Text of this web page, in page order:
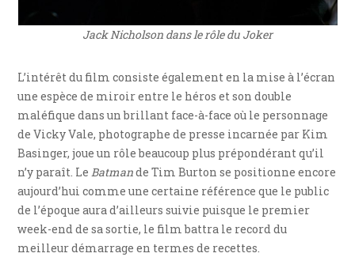
Jack Nicholson dans le rôle du Joker
L’intérêt du film consiste également en la mise à l’écran
une espèce de miroir entre le héros et son double
maléfique dans un brillant face-à-face où le personnage
de Vicky Vale, photographe de presse incarnée par Kim
Basinger, joue un rôle beaucoup plus prépondérant qu’il
n’y paraît. LeBatmande Tim Burton se positionne encore
aujourd’hui comme une certaine référence que le public
de l’époque aura d’ailleurs suivie puisque le premier
week-end de sa sortie, le film battra le record du
meilleur démarrage en termes de recettes.